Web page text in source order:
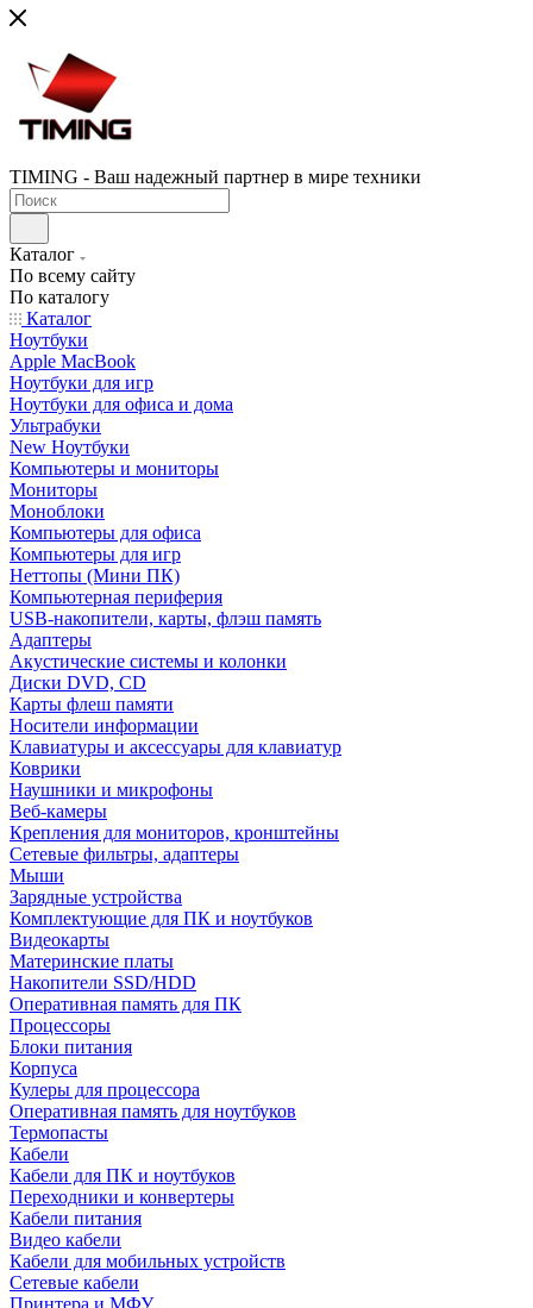
TIMING - Ваш надежный партнер в мире техники
Каталог
По всему сайту
По каталогу
Каталог
Ноутбуки
Apple MacBook
Ноутбуки для игр
Ноутбуки для офиса и дома
Ультрабуки
New Ноутбуки
Компьютеры и мониторы
Мониторы
Моноблоки
Компьютеры для офиса
Компьютеры для игр
Неттопы (Мини ПК)
Компьютерная периферия
USB-накопители, карты, флэш память
Адаптеры
Акустические системы и колонки
Диски DVD, CD
Карты флеш памяти
Носители информации
Клавиатуры и аксессуары для клавиатур
Коврики
Наушники и микрофоны
Веб-камеры
Крепления для мониторов, кронштейны
Сетевые фильтры, адаптеры
Мыши
Зарядные устройства
Комплектующие для ПК и ноутбуков
Видеокарты
Материнские платы
Накопители SSD/HDD
Оперативная память для ПК
Процессоры
Блоки питания
Корпуса
Кулеры для процессора
Оперативная память для ноутбуков
Термопасты
Кабели
Кабели для ПК и ноутбуков
Переходники и конвертеры
Кабели питания
Видео кабели
Кабели для мобильных устройств
Сетевые кабели
Принтера и МФУ